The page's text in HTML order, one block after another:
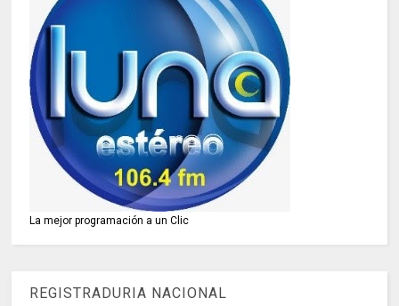
La mejor programación a un Clic
REGISTRADURIA NACIONAL